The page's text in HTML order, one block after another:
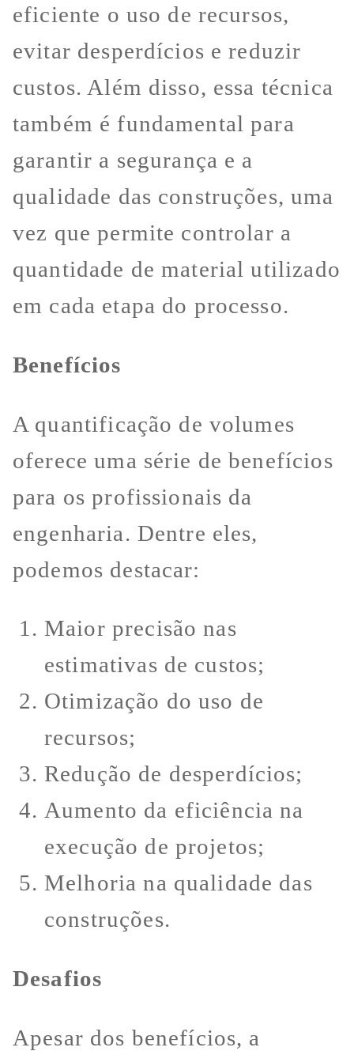
eficiente o uso de recursos,
evitar desperdícios e reduzir
custos. Além disso, essa técnica
também é fundamental para
garantir a segurança e a
qualidade das construções, uma
vez que permite controlar a
quantidade de material utilizado
em cada etapa do processo.
Benefícios
A quantificação de volumes
oferece uma série de benefícios
para os profissionais da
engenharia. Dentre eles,
podemos destacar:
Maior precisão nas
estimativas de custos;
Otimização do uso de
recursos;
Redução de desperdícios;
Aumento da eficiência na
execução de projetos;
Melhoria na qualidade das
construções.
Desafios
Apesar dos benefícios, a